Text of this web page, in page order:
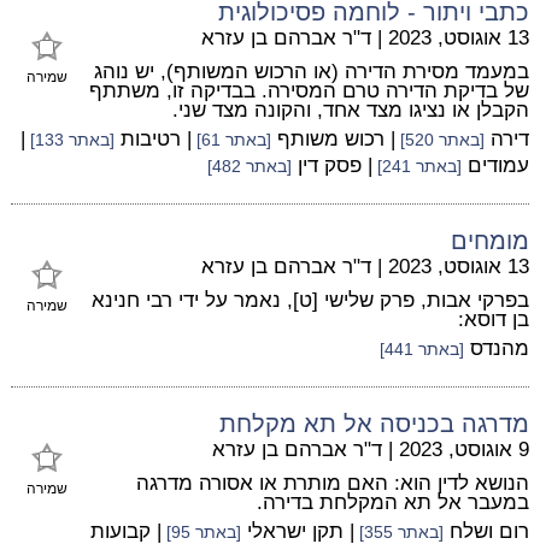
כתבי ויתור - לוחמה פסיכולוגית
שמירה
13 אוגוסט, 2023 | ד"ר אברהם בן עזרא
במעמד מסירת הדירה (או הרכוש המשותף), יש נוהג
של בדיקת הדירה טרם המסירה. בבדיקה זו, משתתף
הקבלן או נציגו מצד אחד, והקונה מצד שני.
דירה [באתר 520] | רכוש משותף [באתר 61] | רטיבות [באתר 133]
|
עמודים [באתר 241] | פסק דין [באתר 482]
מומחים
שמירה
13 אוגוסט, 2023 | ד"ר אברהם בן עזרא
בפרקי אבות, פרק שלישי [ט], נאמר על ידי רבי חנינא
בן דוסא:
מהנדס [באתר 441]
מדרגה בכניסה אל תא מקלחת
שמירה
9 אוגוסט, 2023 | ד"ר אברהם בן עזרא
הנושא לדין הוא: האם מותרת או אסורה מדרגה
במעבר אל תא המקלחת בדירה.
רום ושלח [באתר 355] | תקן ישראלי [באתר 95]
| קבועות